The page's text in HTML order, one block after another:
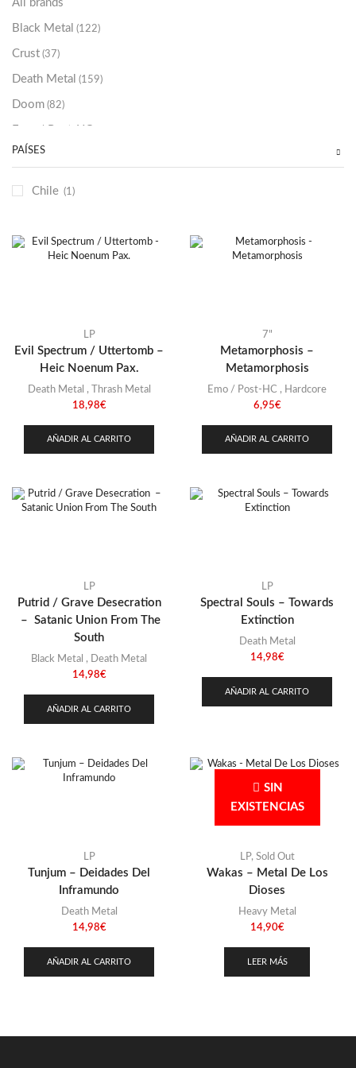
All brands
Black Metal (122)
Crust (37)
Death Metal (159)
Doom (82)
Grindcore
(38)
Stoner
Thrash Metal (108)
PAÍSES
Chile (1)
LP
Evil Spectrum / Uttertomb –
Heic Noenum Pax.
Death Metal ,
Thrash Metal
18,98€
AÑADIR AL CARRITO
7"
Metamorphosis –
Metamorphosis
Emo / Post-HC , Hardcore
6,95€
AÑADIR AL CARRITO
LP
Putrid / Grave Desecration
– Satanic Union From The
South
Black Metal , Death Metal
14,98€
AÑADIR AL CARRITO
LP
Spectral Souls – Towards
Extinction
Death Metal
14,98€
AÑADIR AL CARRITO
LP
Tunjum – Deidades Del
Inframundo
Death Metal
14,98€
AÑADIR AL CARRITO
SIN
EXISTENCIAS
LP, Sold Out
Wakas – Metal De Los
Dioses
Heavy Metal
14,90€
LEER MÁS